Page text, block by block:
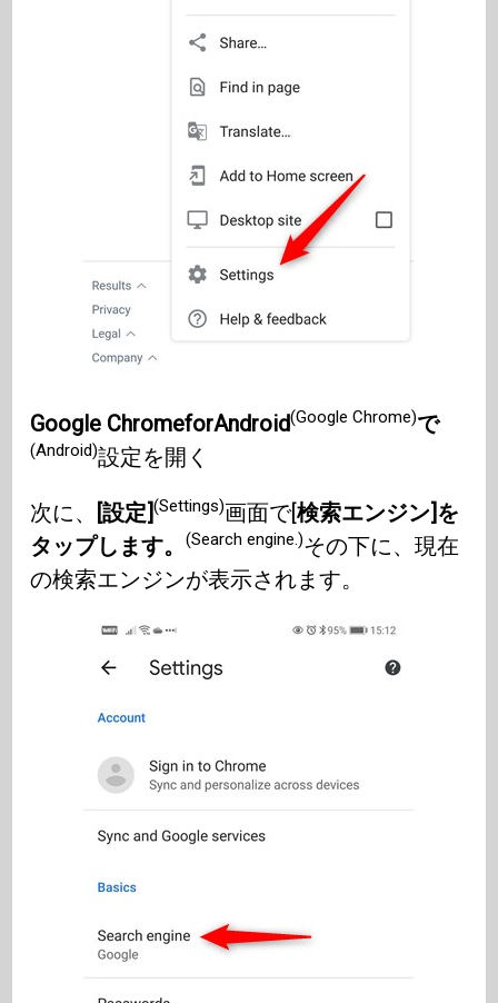
Google ChromeforAndroid(Google Chrome)で
(Android)設定を開く
次に、 [設定](Settings)画面で[検索エンジン]を
タップします。(Search engine.)その下に、現在
の検索エンジンが表示されます。